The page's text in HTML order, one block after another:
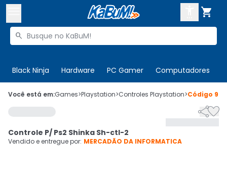

Buscar produtos

Black Ninja Hardware PC Gamer Computadores
 Olá. Acesse sua conta
 Departamentos
Cupons
CADASTRE-SE
Você está em:Games>Playstation>Controles Playstation>Código

Controle P/ Ps2 Shinka Sh-ctl-2
Vendido e entregue por: MERCADÃO DA INFORMATICA